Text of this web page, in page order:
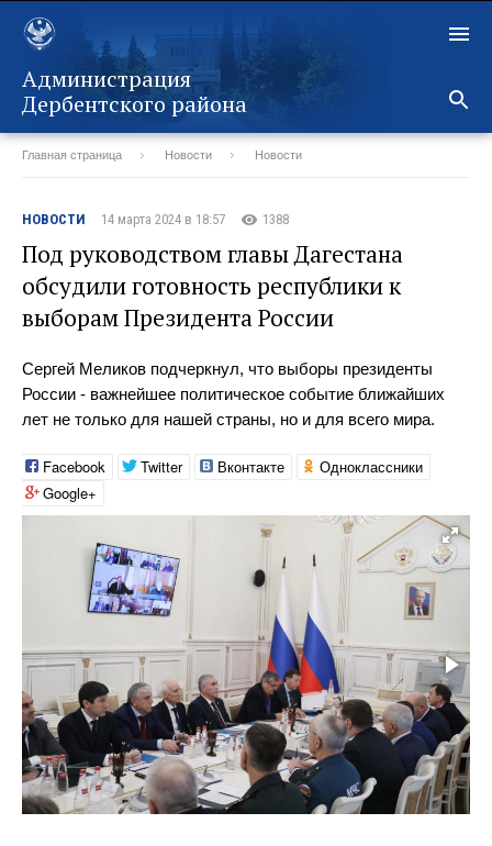
Администрация
Дербентского района
Главная страница Новости Новости
НОВОСТИ 14 марта 2024 в 18:57 1388
Под руководством главы Дагестана
обсудили готовность республики к
выборам Президента России
Сергей Меликов подчеркнул, что выборы президенты
России - важнейшее политическое событие ближайших
лет не только для нашей страны, но и для всего мира.
Facebook Twitter Вконтакте
Одноклассники
Google+